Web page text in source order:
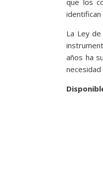
La Ley
años ha